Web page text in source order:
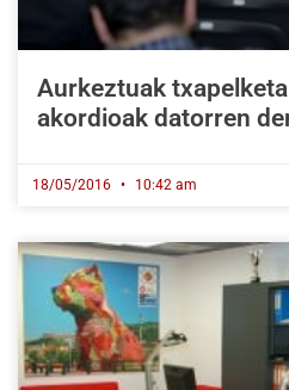
Aurkeztuak
akordioak datorren
18/05/2016 10:42 am